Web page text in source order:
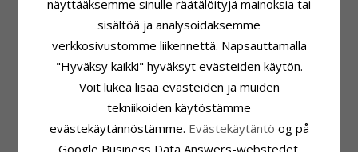
Tuoteseloste
Riipus
Jalometalli:
Oksidoitua Sterlinghopeaa
8 Karaatin Kultaa
Pinta:Kiiltävä
Kiinnitys
Korkeus Ilman Riipuspidikettä:
20,7 mm
Leveys:7,0 mm
Toimitusaika
Toimitusaika: 4-5 Arkipäivä
näyttääksemme sinulle räätälöityjä mainoksia tai
sisältöä ja analysoidaksemme
verkkosivustomme liikennettä. Napsauttamalla
"Hyväksy kaikki" hyväksyt evästeiden käytön.
Voit lukea lisää evästeiden ja muiden
tekniikoiden käytöstämme
evästekäytännöstämme. Evästekäytäntö og på
Google Business Data Answers-webstedet.